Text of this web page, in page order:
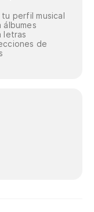
tu perfil musical
álbumes
letras
de